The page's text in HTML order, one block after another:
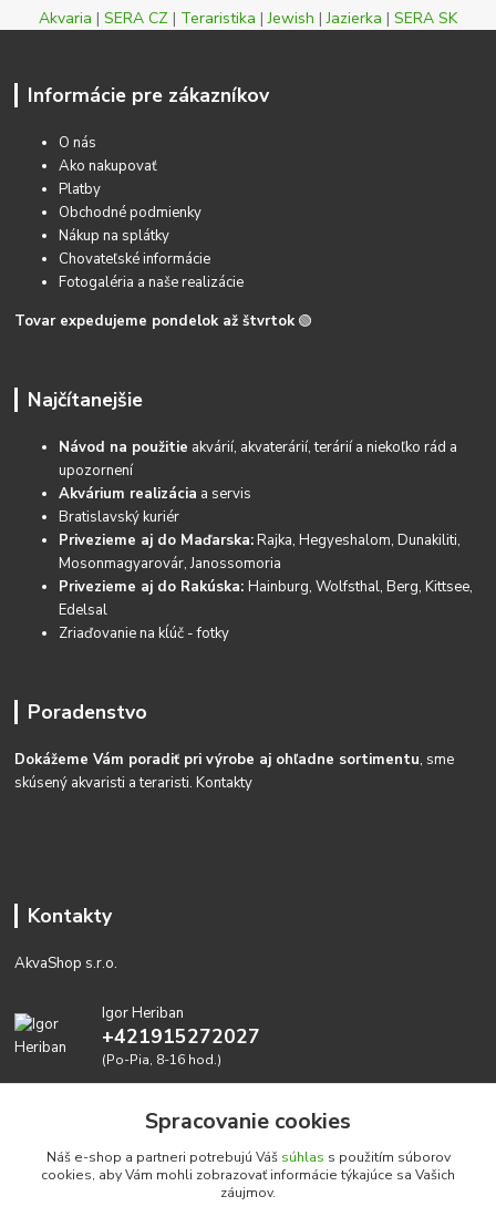
Akvaria | SERA CZ | Teraristika |Jewish |Jazierka | SERA SK
Informácie pre zákazníkov
O nás
Ako nakupovať
Platby
Obchodné podmienky
Nákup na splátky
Chovateľské informácie
Fotogaléria a naše realizácie
Tovar expedujeme pondelok až štvrtok 🟢
Najčítanejšie
Návod na použitie akvárií, akvaterárií, terárií a niekoľko rád a
upozornení
Akvárium realizácia a servis
Bratislavský kuriér
Privezieme aj do Maďarska:Rajka, Hegyeshalom, Dunakiliti,
Mosonmagyarovár, Janossomoria
Privezieme aj do Rakúska:Hainburg, Wolfsthal, Berg, Kittsee,
Edelsal
Zriaďovanie na kĺúč - fotky
Poradenstvo
Dokážeme Vám poradiť pri výrobe aj ohľadne sortimentu, sme
skúsený akvaristi a teraristi.Kontakty
Kontakty
AkvaShop s.r.o.
Igor Heriban
+421915272027
(Po-Pia, 8-16 hod.)
Spracovanie cookies
Náš e-shop a partneri potrebujú Váš súhlas s použitím súborov
cookies, aby Vám mohli zobrazovať informácie týkajúce sa Vašich
záujmov.